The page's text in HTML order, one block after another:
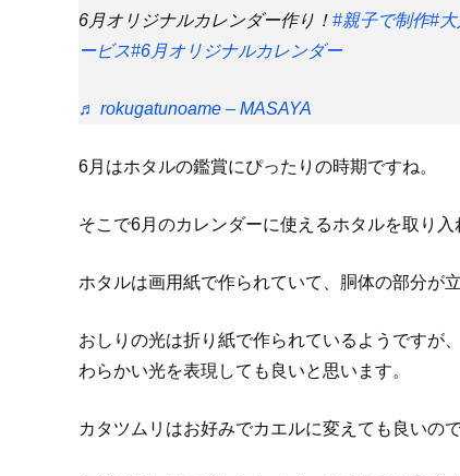
6月オリジナルカレンダー作り！ #親子で制作#大
ービス#6月オリジナルカレンダー
♬ rokugatunoame – MASAYA
6月はホタルの鑑賞にぴったりの時期ですね。
そこで6月のカレンダーに使えるホタルを取り入
ホタルは画用紙で作られていて、胴体の部分が
おしりの光は折り紙で作られているようですが
わらかい光を表現しても良いと思います。
カタツムリはお好みでカエルに変えても良いの